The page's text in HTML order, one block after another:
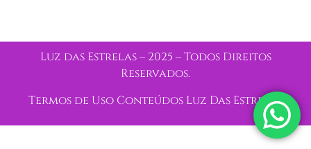
Luz das Estrelas – 2025 – Todos Direitos
Reservados.
Termos de Uso Conteúdos Luz Das Estrelas